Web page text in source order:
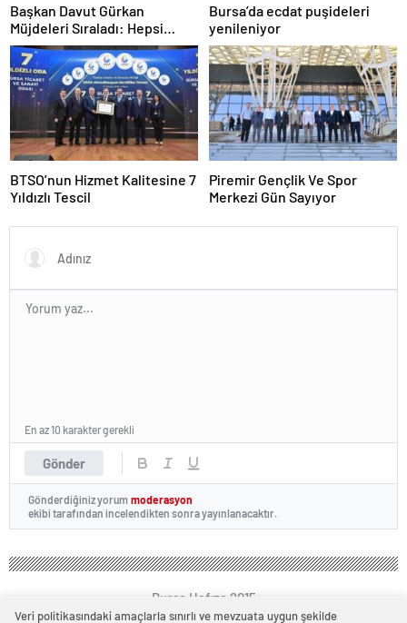
Başkan Davut Gürkan
Müjdeleri Sıraladı: Hepsi
Yakında Hizmete Giriyor !
Bursa’da ecdat puşideleri
yenileniyor
BTSO’nun Hizmet Kalitesine 7
Yıldızlı Tescil
Piremir Gençlik Ve Spor
Merkezi Gün Sayıyor
Gönder
En az 10 karakter gerekli
Gönderdiğiniz yorum moderasyon
ekibi tarafından incelendikten sonra yayınlanacaktır.
Bursa Hafıza 2015
Veri politikasındaki amaçlarla sınırlı ve mevzuata uygun şekilde